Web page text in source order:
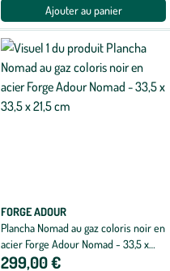
Ajouter au panier
FORGE ADOUR
Plancha Nomad au gaz coloris noir en
acier Forge Adour Nomad - 33,5 x
33,5 x 21,5 cm
299,00 €